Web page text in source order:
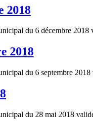
2018
du 6 décembre
2018
du 6 septembre
du 28 mai 2018